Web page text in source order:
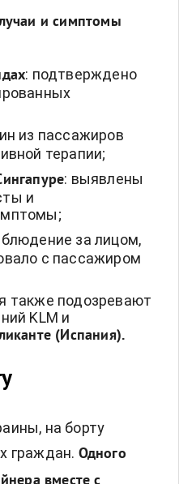
и симптомы
: подтверждено
из пассажиров
терапии;
: выявлены
и
за лицом,
с пассажиром
также подозревают
KLM и
(Испания).
на борту
граждан. Одного